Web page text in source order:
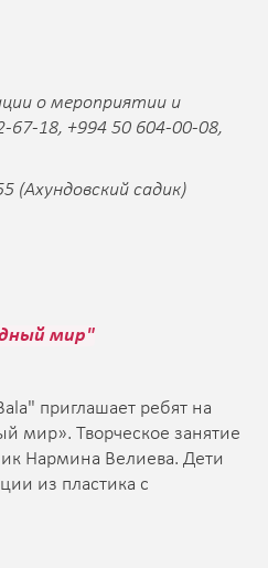
о мероприятии и
18, +994 50 604-00-08,
(Ахундовский садик)
мир"
приглашает ребят на
мир». Творческое занятие
Нармина Велиева. Дети
из пластика с